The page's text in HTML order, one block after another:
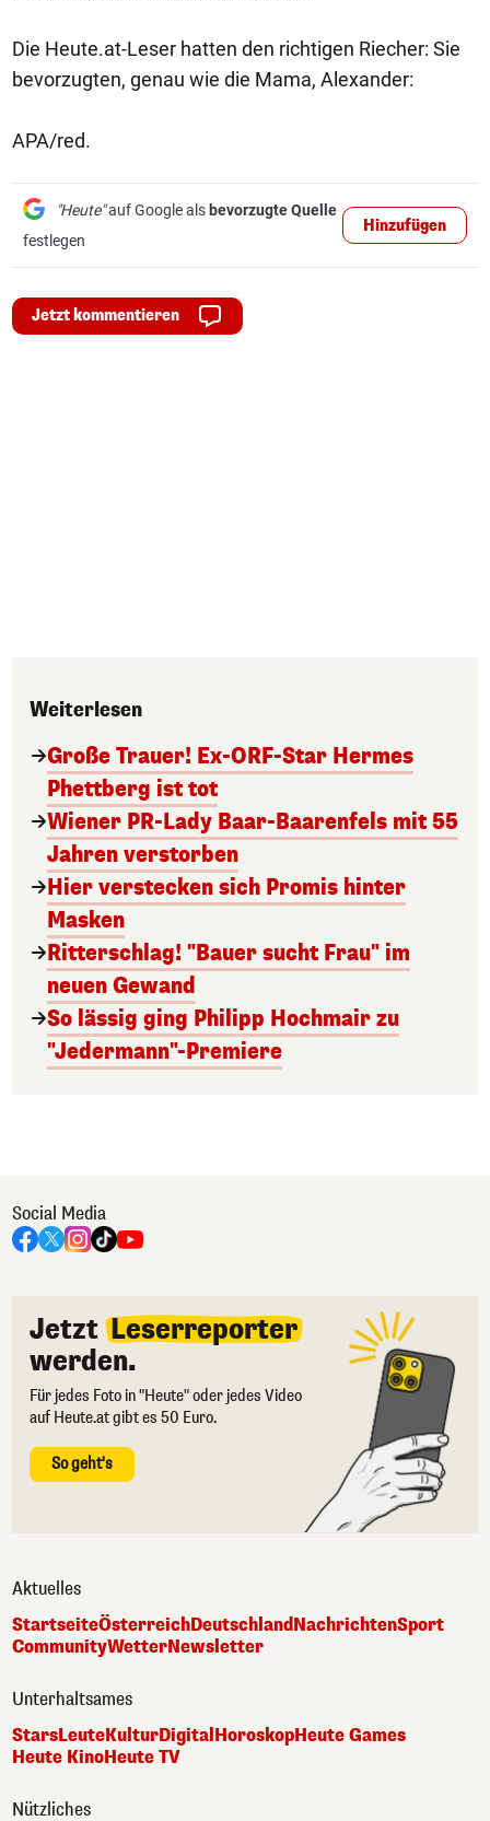
Die Heute.at-Leser hatten den richtigen Riecher: Sie
bevorzugten, genau wie die Mama, Alexander:
APA/red.
"Heute"auf Google als bevorzugte Quelle
festlegen
Hinzufügen
Jetzt kommentieren
Weiterlesen
Große Trauer! Ex-ORF-Star Hermes
Phettberg ist tot
Wiener PR-Lady Baar-Baarenfels mit 55
Jahren verstorben
Hier verstecken sich Promis hinter
Masken
Ritterschlag! "Bauer sucht Frau" im
neuen Gewand
So lässig ging Philipp Hochmair zu
"Jedermann"-Premiere
Social Media
Jetzt Leserreporter
werden.
Für jedes Foto in "Heute" oder jedes Video
auf Heute.at gibt es 50 Euro.
So geht's
Aktuelles
StartseiteÖsterreichDeutschlandNachrichtenSport
CommunityWetterNewsletter
Unterhaltsames
StarsLeuteKulturDigital HoroskopHeute Games
Heute KinoHeute TV
Nützliches